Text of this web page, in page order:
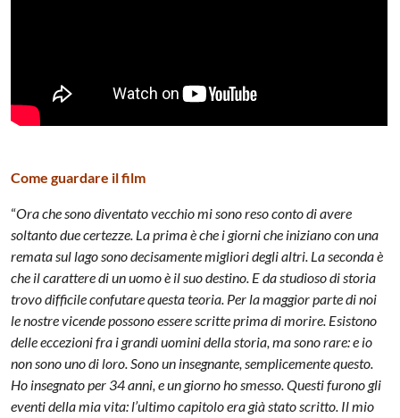
Come guardare il film
“Ora che sono diventato vecchio mi sono reso conto di avere
soltanto due certezze. La prima è che i giorni che iniziano con una
remata sul lago sono decisamente migliori degli altri. La seconda è
che il carattere di un uomo è il suo destino. E da studioso di storia
trovo difficile confutare questa teoria. Per la maggior parte di noi
le nostre vicende possono essere scritte prima di morire. Esistono
delle eccezioni fra i grandi uomini della storia, ma sono rare: e io
non sono uno di loro. Sono un insegnante, semplicemente questo.
Ho insegnato per 34 anni, e un giorno ho smesso. Questi furono gli
eventi della mia vita: l’ultimo capitolo era già stato scritto. Il mio